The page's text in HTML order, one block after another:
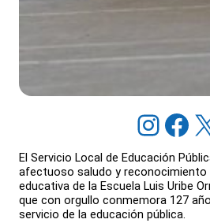
Instagram Facebook X
El Servicio Local de Educación
afectuoso saludo y reconocimiento
educativa de la Escuela Luis Uribe
que con orgullo conmemora 127
servicio de la educación pública.